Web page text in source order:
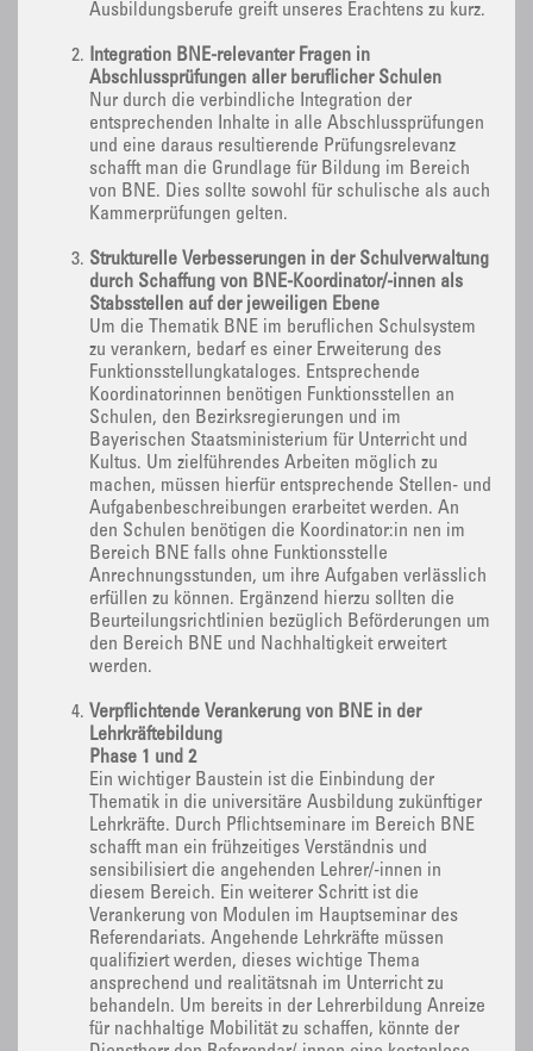
Ausbildungsberufe greift unseres Erachtens zu kurz.
Integration BNE-relevanter Fragen in
Abschlussprüfungen aller beruflicher Schulen
Nur durch die verbindliche Integration der
entsprechenden Inhalte in alle Abschlussprüfungen
und eine daraus resultierende Prüfungsrelevanz
schafft man die Grundlage für Bildung im Bereich
von BNE. Dies sollte sowohl für schulische als auch
Kammerprüfungen gelten.
Strukturelle Verbesserungen in der Schulverwaltung
durch Schaffung von BNE-Koordinator/-innen als
Stabsstellen auf der jeweiligen Ebene
Um die Thematik BNE im beruflichen Schulsystem
zu verankern, bedarf es einer Erweiterung des
Funktionsstellungkataloges. Entsprechende
Koordinatorinnen benötigen Funktionsstellen an
Schulen, den Bezirksregierungen und im
Bayerischen Staatsministerium für Unterricht und
Kultus. Um zielführendes Arbeiten möglich zu
machen, müssen hierfür entsprechende Stellen- und
Aufgabenbeschreibungen erarbeitet werden. An
den Schulen benötigen die Koordinator:in nen im
Bereich BNE falls ohne Funktionsstelle
Anrechnungsstunden, um ihre Aufgaben verlässlich
erfüllen zu können. Ergänzend hierzu sollten die
Beurteilungsrichtlinien bezüglich Beförderungen um
den Bereich BNE und Nachhaltigkeit erweitert
werden.
Verpflichtende Verankerung von BNE in der
Lehrkräftebildung
Phase 1 und 2
Ein wichtiger Baustein ist die Einbindung der
Thematik in die universitäre Ausbildung zukünftiger
Lehrkräfte. Durch Pflichtseminare im Bereich BNE
schafft man ein frühzeitiges Verständnis und
sensibilisiert die angehenden Lehrer/-innen in
diesem Bereich. Ein weiterer Schritt ist die
Verankerung von Modulen im Hauptseminar des
Referendariats. Angehende Lehrkräfte müssen
qualifiziert werden, dieses wichtige Thema
ansprechend und realitätsnah im Unterricht zu
behandeln. Um bereits in der Lehrerbildung Anreize
für nachhaltige Mobilität zu schaffen, könnte der